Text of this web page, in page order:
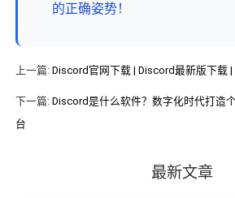
的正确姿势！
上一篇: Discord官网下载 | Discord最新版下载
下一篇: Discord是什么软件？数字化时代打造
台
最新文章